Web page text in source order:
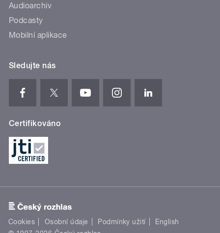
Audioarchiv
Podcasty
Mobilní aplikace
Sledujte nás
Certifikováno
Cookies Osobní údaje Podmínky užití
English